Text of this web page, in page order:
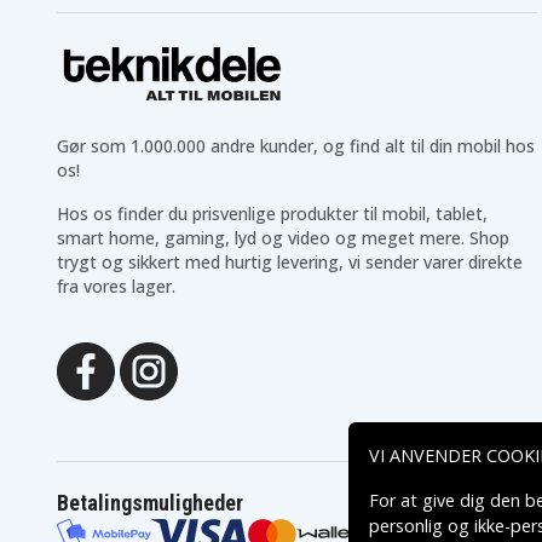
Gør som 1.000.000 andre kunder, og find alt til din mobil hos
os!
Hos os finder du prisvenlige produkter til mobil, tablet,
smart home, gaming, lyd og video og meget mere. Shop
trygt og sikkert med hurtig levering, vi sender varer direkte
fra vores lager.
Betalingsmuligheder
VI ANVENDER
For at give dig den
personlig og ikke-